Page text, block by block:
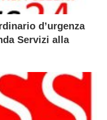
d’urgenza
Servizi alla